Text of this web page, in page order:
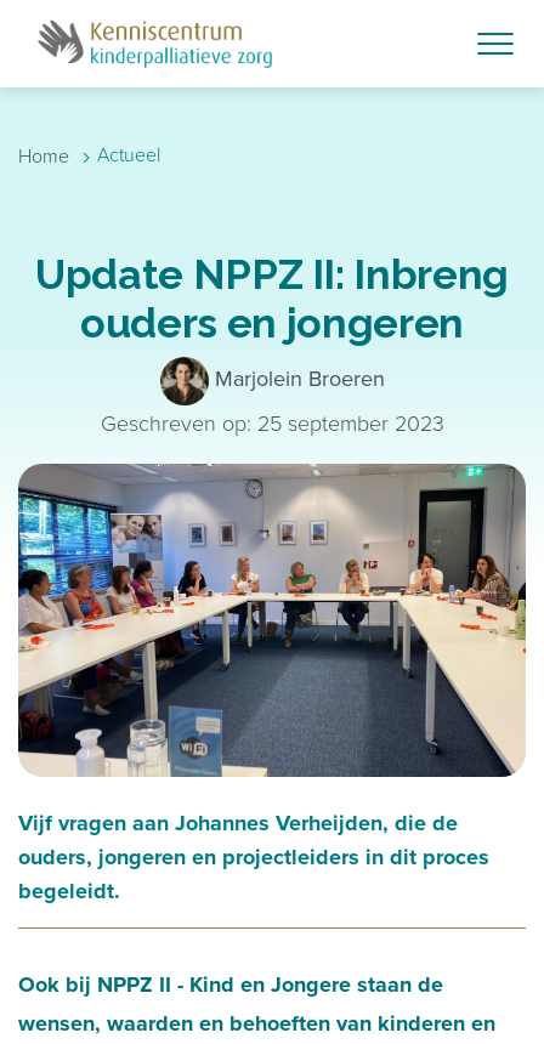
Skip to main content
Home › Actueel
Update NPPZ II: Inbreng
ouders en jongeren
Marjolein Broeren
Geschreven op: 25 september 2023
Vijf vragen aan Johannes Verheijden, die de
ouders, jongeren en projectleiders in dit proces
begeleidt.
Ook bij NPPZ II - Kind en Jongere staan de
wensen, waarden en behoeften van kinderen en